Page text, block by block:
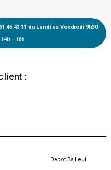
45 43 11 du Lundi au Vendredi 9h30
- 16h
: